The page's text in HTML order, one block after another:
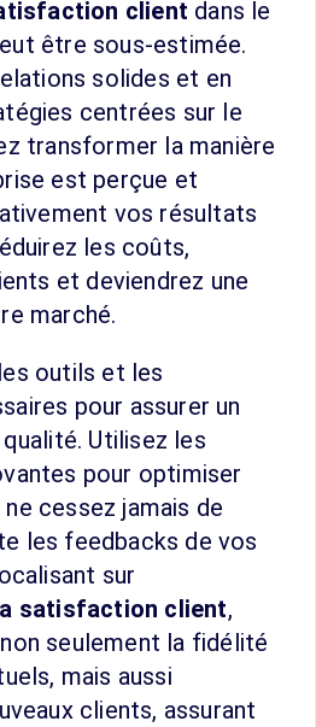
client dans le
être sous-estimée.
solides et en
centrées sur le
transformer la manière
est perçue et
vos résultats
les coûts,
et deviendrez une
marché.
outils et les
pour assurer un
Utilisez les
pour optimiser
cessez jamais de
les feedbacks de vos
sur
satisfaction client,
seulement la fidélité
mais aussi
clients, assurant